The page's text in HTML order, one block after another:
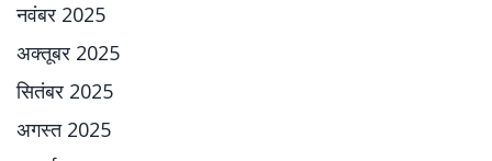
नवंबर 2025
अक्तूबर 2025
सितंबर 2025
अगस्त 2025